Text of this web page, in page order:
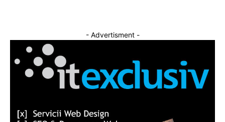
- Advertisment -